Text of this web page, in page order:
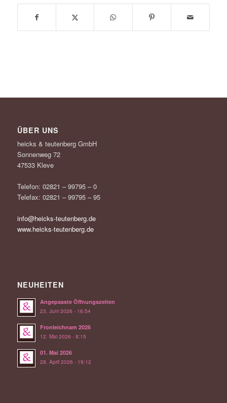
ÜBER UNS
heicks & teutenberg GmbH
Sonnenweg 72
47533 Kleve
Telefon: 02821 – 99795 – 0
Telefax: 02821 – 99795 – 95
info@heicks-teutenberg.de
www.heicks-teutenberg.de
NEUHEITEN
Angepasste Öffnungszeiten
23. Juni 2026 - 16:54
Fronleichnam 2026
12. Mai 2026 - 8:15
01. Mai 2026
28. April 2026 - 19:12